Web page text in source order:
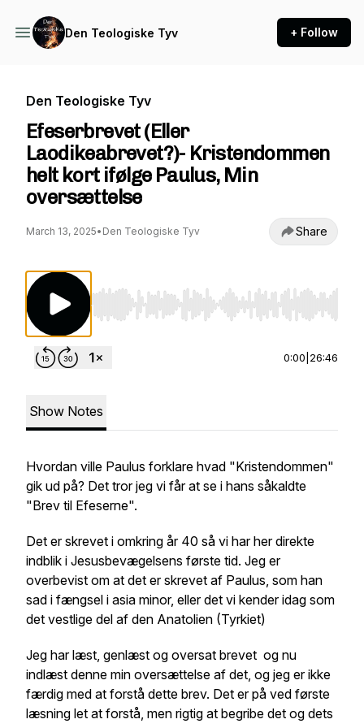
Den Teologiske Tyv + Follow
Den Teologiske Tyv
Efeserbrevet (Eller
Laodikeabrevet?)- Kristendommen
helt kort ifølge Paulus, Min
oversættelse
March 13, 2025• Den Teologiske Tyv Share
Use Left/Right to seek, Home/End to jump to
0:00 26:46
Show Notes
Hvordan ville Paulus forklare hvad "Kristendommen"
gik ud på? Det tror jeg vi får at se i hans såkaldte
"Brev til Efeserne".
Det er skrevet i omkring år 40 så vi har her direkte
indblik i Jesusbevægelsens første tid. Jeg er
overbevist om at det er skrevet af Paulus, som han
sad i fængsel i asia minor, eller det vi kender idag som
det vestlige del af den Anatolien (Tyrkiet)
Jeg har læst, genlæst og oversat brevet og nu
indlæst denne min oversættelse af det, og jeg er ikke
færdig med at forstå dette brev. Det er på ved første
læsning let at forstå, men rigtig at begribe det og dets